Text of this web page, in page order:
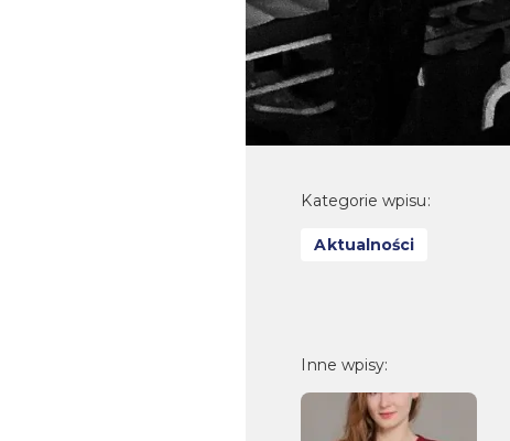
Kategorie wpisu:
Aktualności
Inne wpisy: